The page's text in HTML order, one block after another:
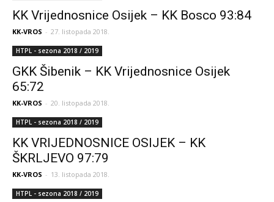
KK Vrijednosnice Osijek – KK Bosco 93:84
KK-VROS - 27. listopada 2018.
HTPL - sezona 2018 / 2019
GKK Šibenik – KK Vrijednosnice Osijek
65:72
KK-VROS - 20. listopada 2018.
HTPL - sezona 2018 / 2019
KK VRIJEDNOSNICE OSIJEK – KK
ŠKRLJEVO 97:79
KK-VROS - 13. listopada 2018.
HTPL - sezona 2018 / 2019